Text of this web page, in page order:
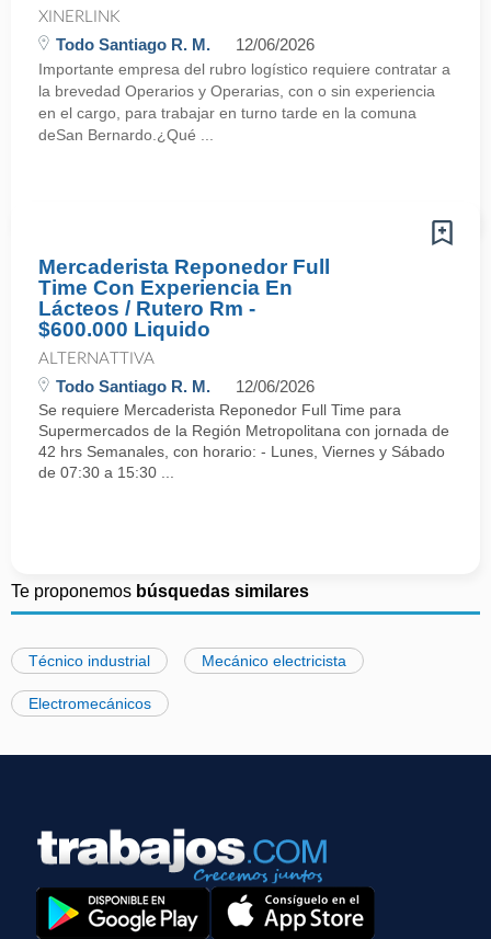
XINERLINK
Todo Santiago R. M. 12/06/2026
Importante empresa del rubro logístico requiere contratar a
la brevedad Operarios y Operarias, con o sin experiencia
en el cargo, para trabajar en turno tarde en la comuna
deSan Bernardo.¿Qué ...
Mercaderista Reponedor Full
Time Con Experiencia En
Lácteos / Rutero Rm -
$600.000 Liquido
ALTERNATTIVA
Todo Santiago R. M. 12/06/2026
Se requiere Mercaderista Reponedor Full Time para
Supermercados de la Región Metropolitana con jornada de
42 hrs Semanales, con horario: - Lunes, Viernes y Sábado
de 07:30 a 15:30 ...
Te proponemos búsquedas similares
Técnico industrial Mecánico electricista
Electromecánicos